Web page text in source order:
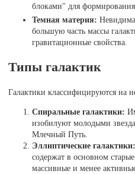
блоками" для формирования
Темная материя:
большую часть массы
гравитационные свойства.
Типы галактик
Галактики классифицируются на
Спиральные галактики:
изобилуют молодыми
Млечный Путь.
Эллиптические галактики:
содержат в основном
массивные и менее